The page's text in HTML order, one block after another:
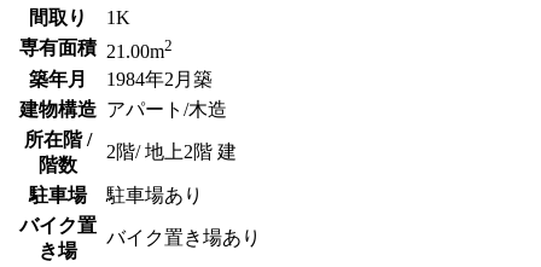
間取り
1K
専有面積 21.00m2
築年月
1984年2月築
建物構造 アパート/木造
所在階 /
階数
2階/ 地上2階 建
駐車場
駐車場あり
バイク置
き場
バイク置き場あり